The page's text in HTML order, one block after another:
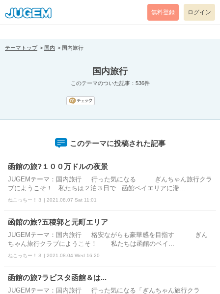
[pear_error: message="Success" code=0 mode=return level=notice
prefix="" info=""]
無料登録 ログイン
テーマトップ 国内 国内旅行
国内旅行
このテーマのついた記事：536件
このテーマに投稿された記事
函館の旅?１００万ドルの夜景
JUGEMテーマ：国内旅行 行った気になる ぎんちゃん旅行クラ
ブにようこそ！ 私たちは２泊３日で 函館ベイエリアに滞...
ねこっちー！３ | 2021.08.07 Sat 11:01
函館の旅?五稜郭と元町エリア
JUGEMテーマ：国内旅行 格安ながらも豪華感を目指す ぎん
ちゃん旅行クラブにようこそ！ 私たちは函館のベイ...
ねこっちー！３ | 2021.08.04 Wed 16:20
函館の旅?ラビスタ函館＆は...
JUGEMテーマ：国内旅行 行った気になる「ぎんちゃん旅行クラ